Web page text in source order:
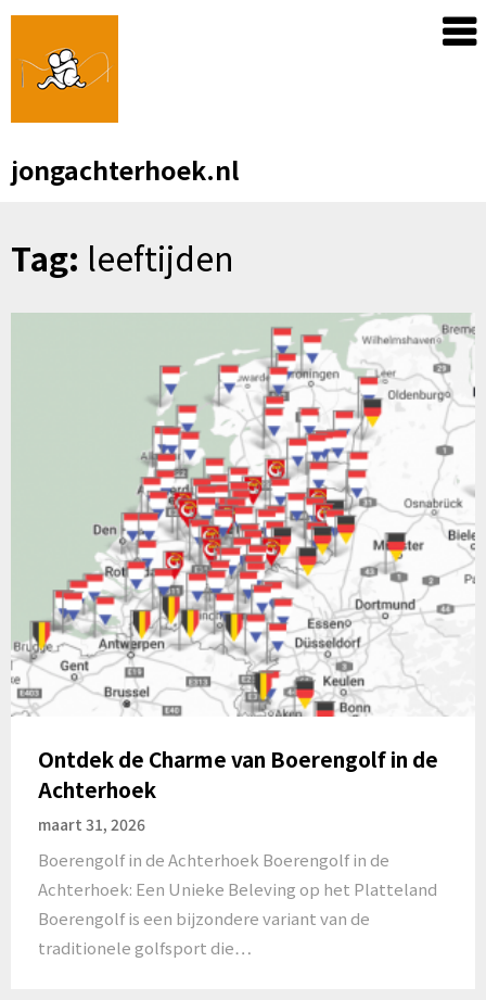
Skip
content
jongachterhoek.nl
Tag: leeftijden
Ontdek de Charme van Boerengolf in de
Achterhoek
maart 31, 2026
Boerengolf in de Achterhoek Boerengolf in de
Achterhoek: Een Unieke Beleving op het Platteland
Boerengolf is een bijzondere variant van de
traditionele golfsport die…